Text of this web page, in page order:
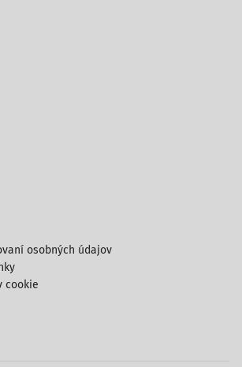
osobných údajov
cookie